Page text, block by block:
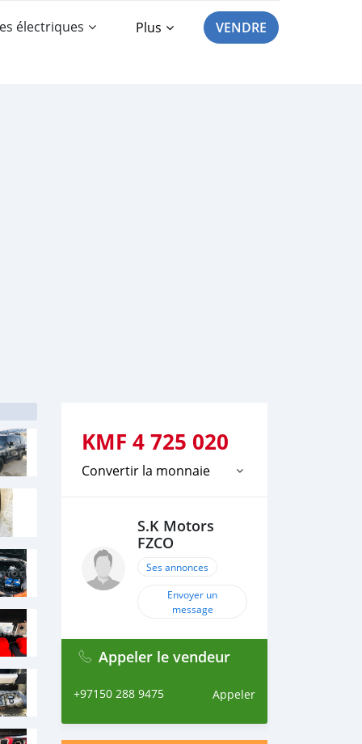
électriques Plus VENDRE
KMF 4 725 020
Convertir la monnaie
S.K Motors
FZCO
Ses annonces
Envoyer un
message
Appeler le vendeur
+97150 288 9475 Appeler